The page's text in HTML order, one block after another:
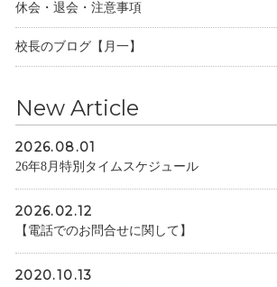
休会・退会・注意事項
校長のブログ【月一】
New Article
2026.08.01
26年8月特別タイムスケジュール
2026.02.12
【電話でのお問合せに関して】
2020.10.13